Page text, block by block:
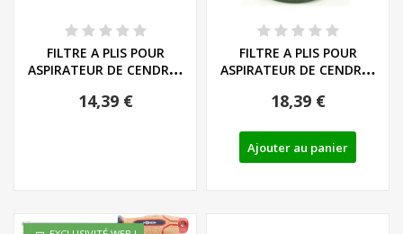
FILTRE A PLIS POUR
ASPIRATEUR DE CENDRES
14,39 €
FILTRE A PLIS POUR
ASPIRATEUR DE CENDRES
18,39 €
Ajouter au panier